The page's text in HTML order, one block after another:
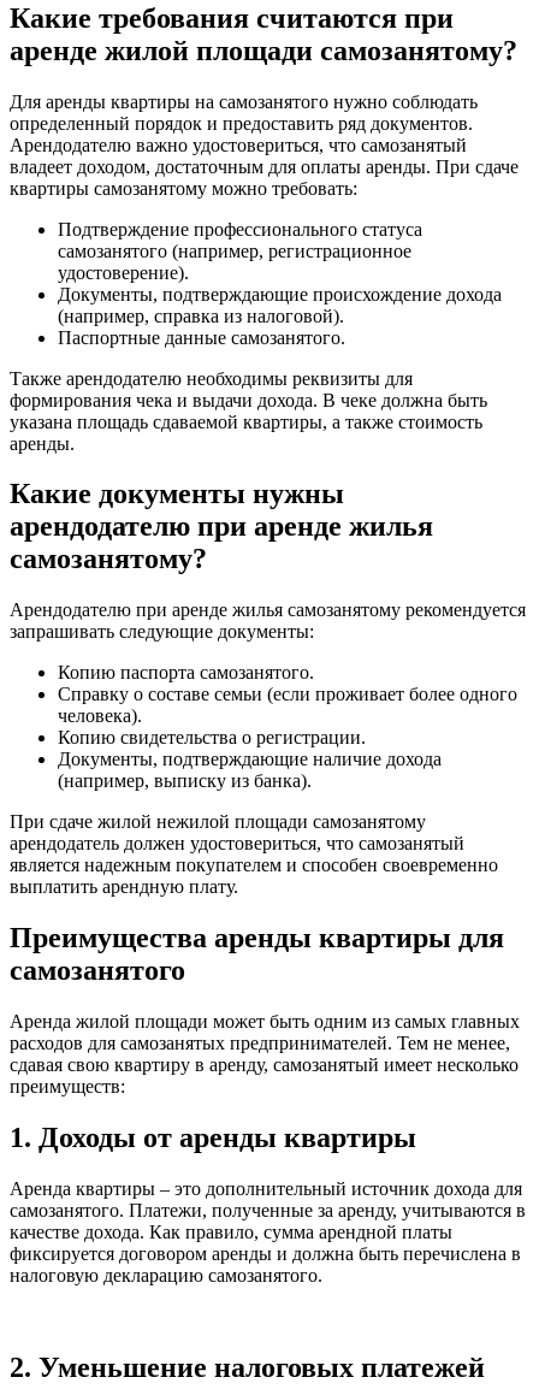
Какие требования считаются при
аренде жилой площади самозанятому?
Для аренды квартиры на самозанятого нужно соблюдать
определенный порядок и предоставить ряд документов.
Арендодателю важно удостовериться, что самозанятый
владеет доходом, достаточным для оплаты аренды. При сдаче
квартиры самозанятому можно требовать:
Подтверждение профессионального статуса
самозанятого (например, регистрационное
удостоверение).
Документы, подтверждающие происхождение дохода
(например, справка из налоговой).
Паспортные данные самозанятого.
Также арендодателю необходимы реквизиты для
формирования чека и выдачи дохода. В чеке должна быть
указана площадь сдаваемой квартиры, а также стоимость
аренды.
Какие документы нужны
арендодателю при аренде жилья
самозанятому?
Арендодателю при аренде жилья самозанятому рекомендуется
запрашивать следующие документы:
Копию паспорта самозанятого.
Справку о составе семьи (если проживает более одного
человека).
Копию свидетельства о регистрации.
Документы, подтверждающие наличие дохода
(например, выписку из банка).
При сдаче жилой нежилой площади самозанятому
арендодатель должен удостовериться, что самозанятый
является надежным покупателем и способен своевременно
выплатить арендную плату.
Преимущества аренды квартиры для
самозанятого
Аренда жилой площади может быть одним из самых главных
расходов для самозанятых предпринимателей. Тем не менее,
сдавая свою квартиру в аренду, самозанятый имеет несколько
преимуществ:
1. Доходы от аренды квартиры
Аренда квартиры – это дополнительный источник дохода для
самозанятого. Платежи, полученные за аренду, учитываются в
качестве дохода. Как правило, сумма арендной платы
фиксируется договором аренды и должна быть перечислена в
налоговую декларацию самозанятого.
2. Уменьшение налоговых платежей